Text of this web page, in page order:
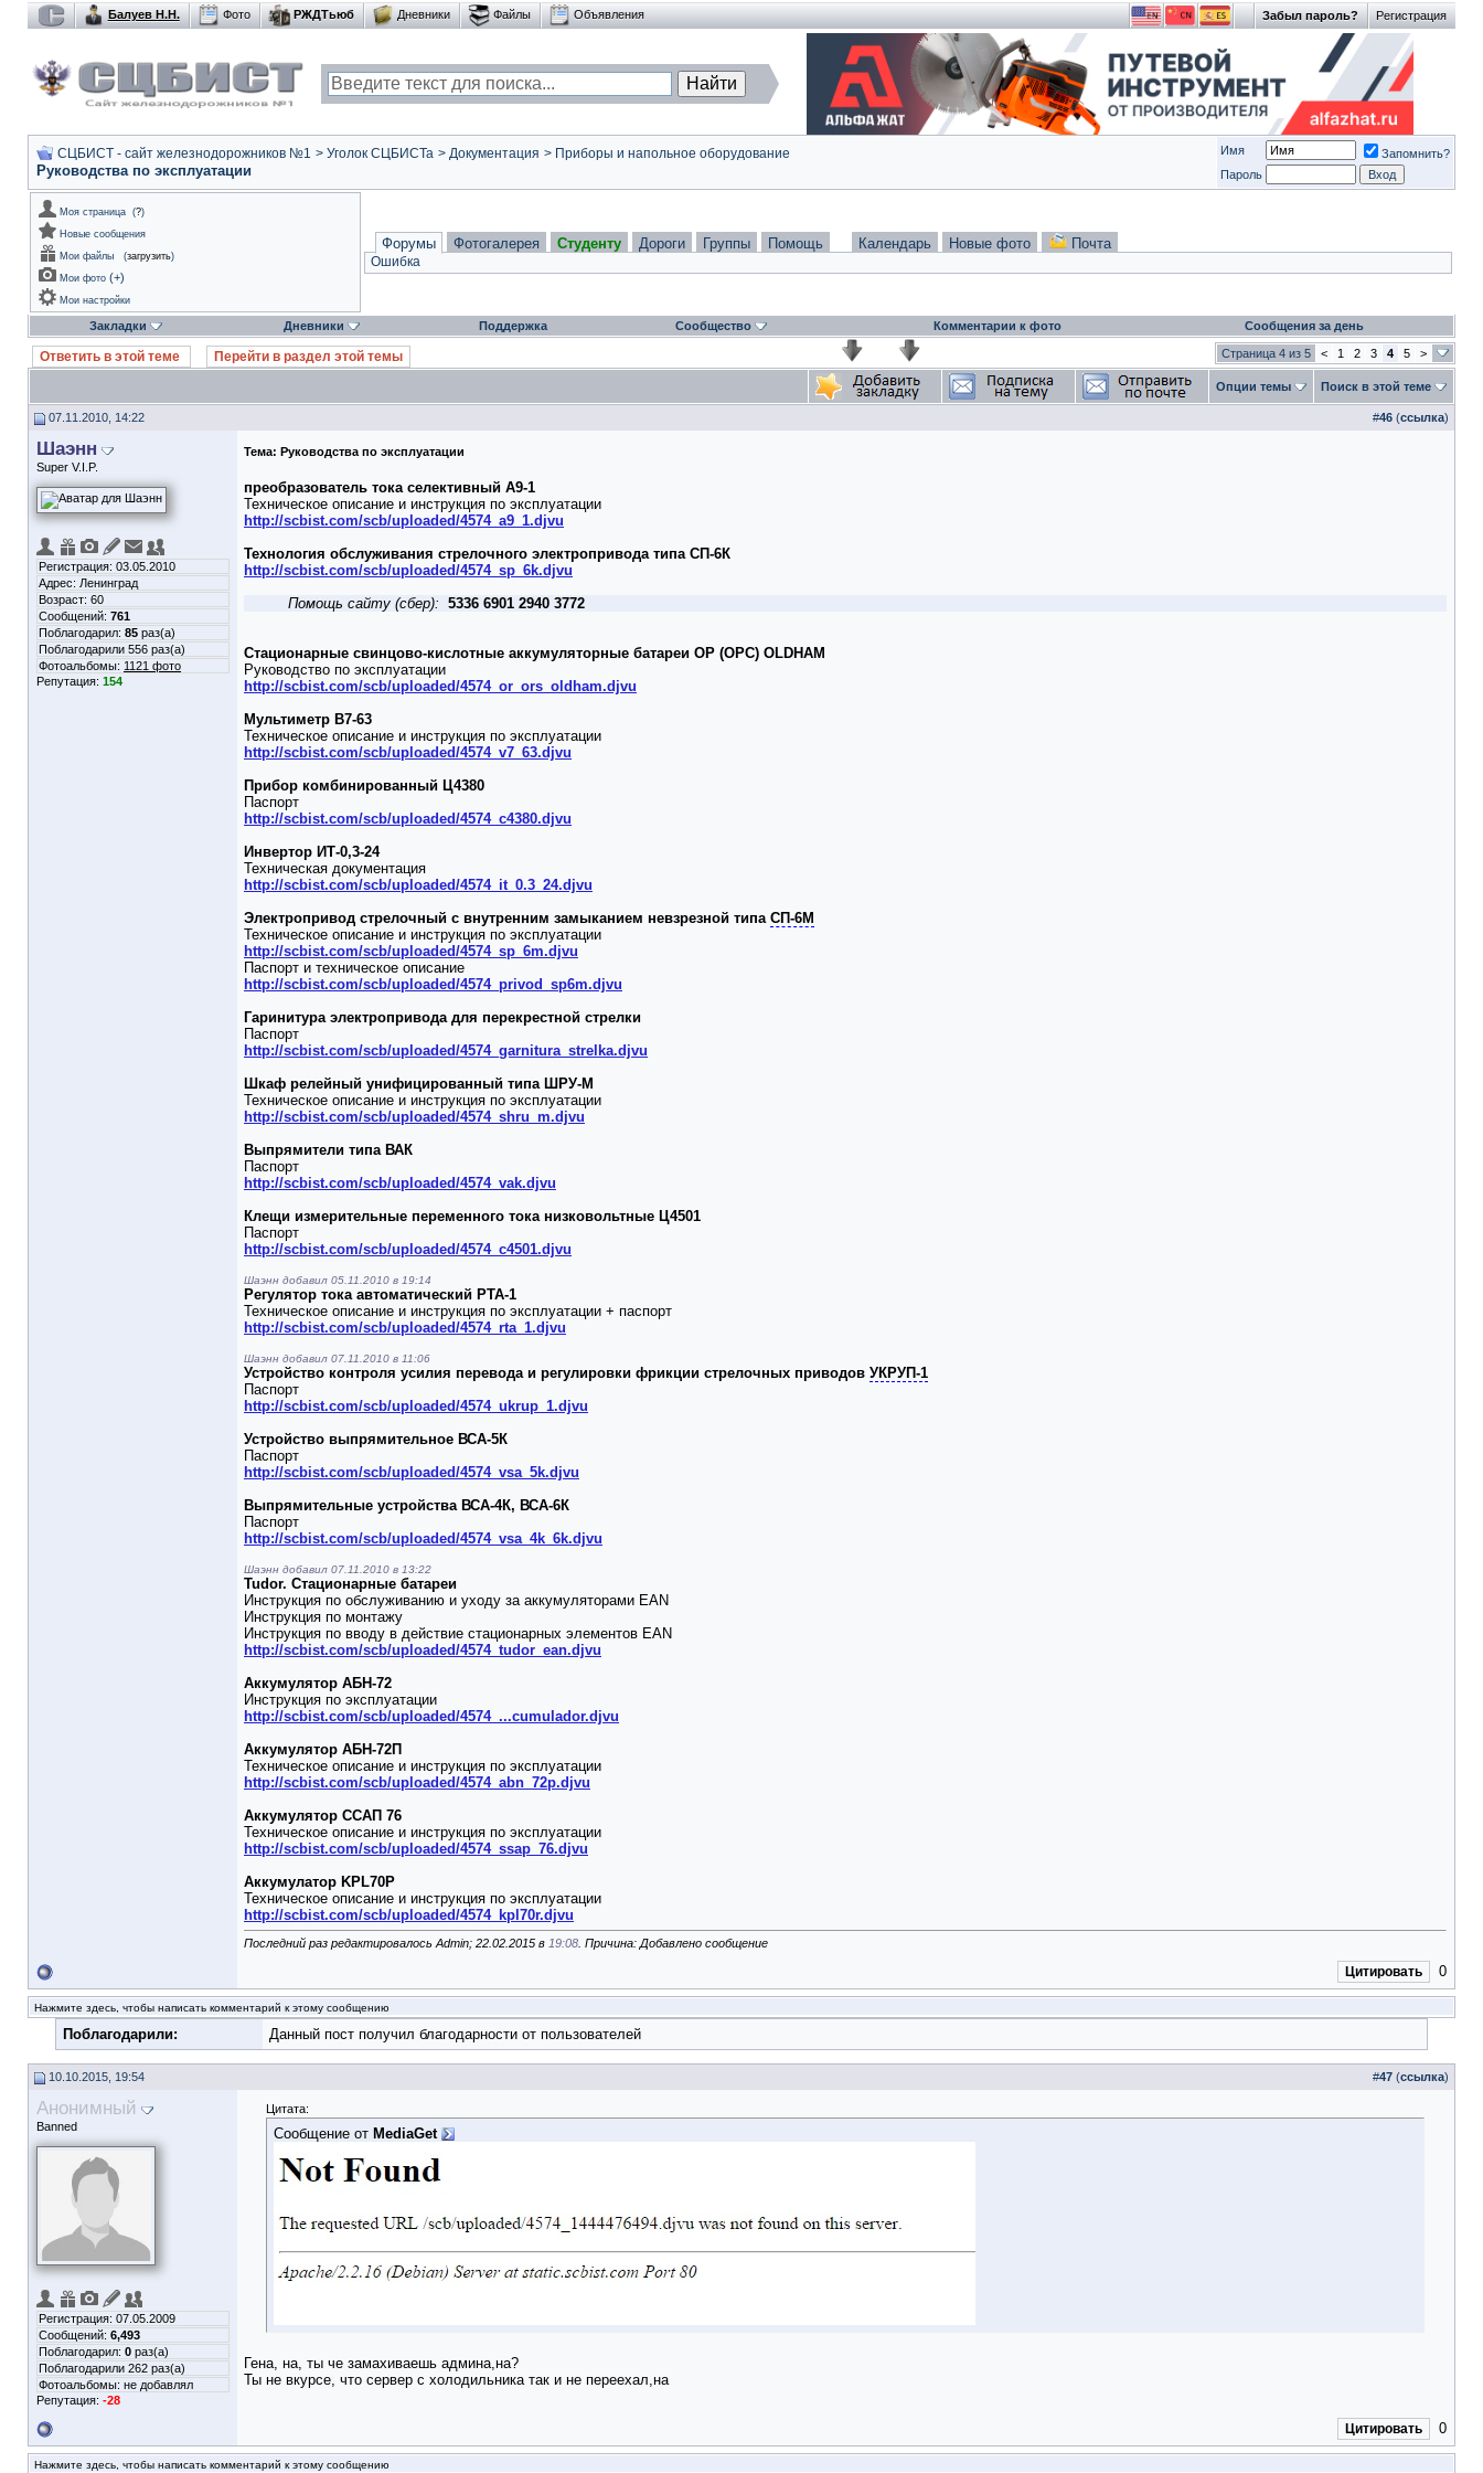
Регистрация
Забыл пароль?
Балуев Н.Н. Фото РЖДТьюб Дневники Файлы Объявления
СЦБИСТ - сайт железнодорожников №1 > Уголок СЦБИСТа > Документация > Приборы и напольное оборудование
Руководства по эксплуатации
Имя
Запомнить?
Пароль
Моя страница (?)
Новые сообщения
Мои файлы
(загрузить)
Мои фото (+)
Мои настройки
Форумы Фотогалерея Студенту Дороги Группы Помощь Календарь Новые фото Почта
Ошибка
Закладки Дневники Поддержка Сообщество Комментарии к фото Сообщения за день
Ответить в этой теме Перейти в раздел этой темы Страница 4 из 5 < 1 2 3 4 5 >
Опции темы Поиск в этой теме
07.11.2010, 14:22 #46 (ссылка)
Шаэнн
Super V.I.P.
Регистрация: 03.05.2010
Адрес: Ленинград
Возраст: 60
Сообщений: 761
Поблагодарил: 85 раз(а)
Поблагодарили 556 раз(а)
Фотоальбомы: 1121 фото
Репутация: 154
Тема: Руководства по эксплуатации
преобразователь тока селективный А9-1
Техническое описание и инструкция по эксплуатации
http://scbist.com/scb/uploaded/4574_a9_1.djvu
Технология обслуживания стрелочного электропривода типа СП-6К
http://scbist.com/scb/uploaded/4574_sp_6k.djvu
Помощь сайту (сбер): 5336 6901 2940 3772
Стационарные свинцово-кислотные аккумуляторные батареи ОР (ОРС) OLDHAM
Руководство по эксплуатации
http://scbist.com/scb/uploaded/4574_or_ors_oldham.djvu
Мультиметр В7-63
Техническое описание и инструкция по эксплуатации
http://scbist.com/scb/uploaded/4574_v7_63.djvu
Прибор комбинированный Ц4380
Паспорт
http://scbist.com/scb/uploaded/4574_c4380.djvu
Инвертор ИТ-0,3-24
Техническая документация
http://scbist.com/scb/uploaded/4574_it_0.3_24.djvu
Электропривод стрелочный с внутренним замыканием невзрезной типа СП-6М
Техническое описание и инструкция по эксплуатации
http://scbist.com/scb/uploaded/4574_sp_6m.djvu
Паспорт и техническое описание
http://scbist.com/scb/uploaded/4574_privod_sp6m.djvu
Гаринитура электропривода для перекрестной стрелки
Паспорт
http://scbist.com/scb/uploaded/4574_garnitura_strelka.djvu
Шкаф релейный унифицированный типа ШРУ-М
Техническое описание и инструкция по эксплуатации
http://scbist.com/scb/uploaded/4574_shru_m.djvu
Выпрямители типа ВАК
Паспорт
http://scbist.com/scb/uploaded/4574_vak.djvu
Клещи измерительные переменного тока низковольтные Ц4501
Паспорт
http://scbist.com/scb/uploaded/4574_c4501.djvu
Шаэнн добавил 05.11.2010 в 19:14
Регулятор тока автоматический РТА-1
Техническое описание и инструкция по эксплуатации + паспорт
http://scbist.com/scb/uploaded/4574_rta_1.djvu
Шаэнн добавил 07.11.2010 в 11:06
Устройство контроля усилия перевода и регулировки фрикции стрелочных приводов УКРУП-1
Паспорт
http://scbist.com/scb/uploaded/4574_ukrup_1.djvu
Устройство выпрямительное ВСА-5К
Паспорт
http://scbist.com/scb/uploaded/4574_vsa_5k.djvu
Выпрямительные устройства ВСА-4К, ВСА-6К
Паспорт
http://scbist.com/scb/uploaded/4574_vsa_4k_6k.djvu
Шаэнн добавил 07.11.2010 в 13:22
Tudor. Стационарные батареи
Инструкция по обслуживанию и уходу за аккумуляторами EAN
Инструкция по монтажу
Инструкция по вводу в действие стационарных элементов EAN
http://scbist.com/scb/uploaded/4574_tudor_ean.djvu
Аккумулятор АБН-72
Инструкция по эксплуатации
http://scbist.com/scb/uploaded/4574_...cumulador.djvu
Аккумулятор АБН-72П
Техническое описание и инструкция по эксплуатации
http://scbist.com/scb/uploaded/4574_abn_72p.djvu
Аккумулятор ССАП 76
Техническое описание и инструкция по эксплуатации
http://scbist.com/scb/uploaded/4574_ssap_76.djvu
Аккумулатор KPL70P
Техническое описание и инструкция по эксплуатации
http://scbist.com/scb/uploaded/4574_kpl70r.djvu
Последний раз редактировалось Admin; 22.02.2015 в 19:08 . Причина: Добавлено сообщение
Цитировать 0
Нажмите здесь, чтобы написать комментарий к этому сообщению
Поблагодарили: Данный пост получил благодарности от пользователей
10.10.2015, 19:54 #47 (ссылка)
Анонимный
Banned
Регистрация: 07.05.2009
Сообщений: 6,493
Поблагодарил: 0 раз(а)
Поблагодарили 262 раз(а)
Фотоальбомы: не добавлял
Репутация: -28
Цитата:
Сообщение от MediaGet
Гена, на, ты че замахиваешь админа,на?
Ты не вкурсе, что сервер с холодильника так и не переехал,на
Цитировать 0
Нажмите здесь, чтобы написать комментарий к этому сообщению